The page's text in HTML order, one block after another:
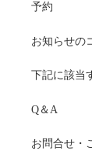
予約
お知らせの
下記に該当
Q＆A
お問合せ・